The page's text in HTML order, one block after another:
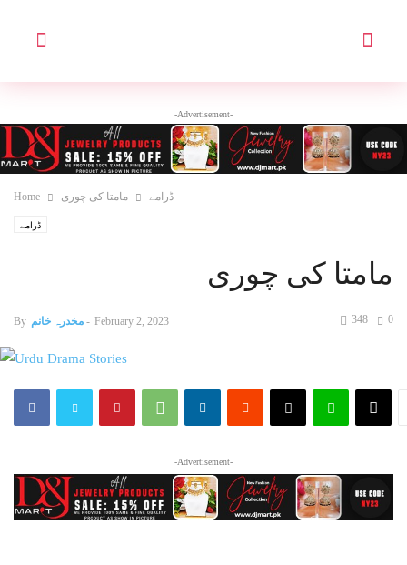
-Advertisement-
Home ڈرامے مامتا کی چوری
ڈرامے
مامتا کی چوری
By مخدرہ خانم - February 2, 2023 0
348
-Advertisement-